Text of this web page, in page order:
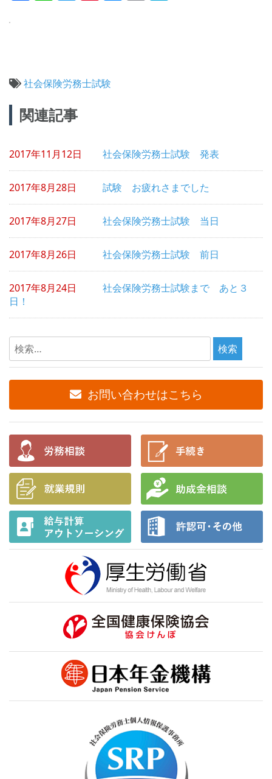
社会保険労務士試験
投
稿
ビ
ゲ
ー
シ
ョ
ン
関連記事
2017年11月12日 社会保険労務士試験 発表
2017年8月28日 試験 お疲れさまでした
2017年8月27日 社会保険労務士試験 当日
2017年8月26日 社会保険労務士試験 前日
2017年8月24日
社会保険労務士試験まで あと３
日！
検
索:
お問い合わせはこちら